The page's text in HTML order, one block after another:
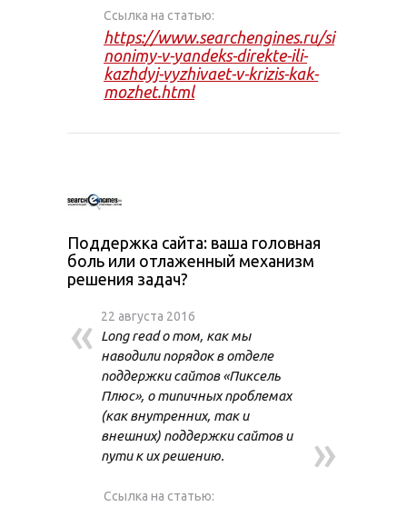
Ссылка на статью:
https://www.searchengines.ru/si
nonimy-v-yandeks-direkte-ili-
kazhdyj-vyzhivaet-v-krizis-kak-
mozhet.html
Поддержка сайта: ваша головная
боль или отлаженный механизм
решения задач?
« 22 августа 2016
Long read о том, как мы
наводили порядок в отделе
поддержки сайтов «Пиксель
Плюс», о типичных проблемах
(как внутренних, так и
внешних) поддержки сайтов и
пути к их решению.
»
Ссылка на статью: